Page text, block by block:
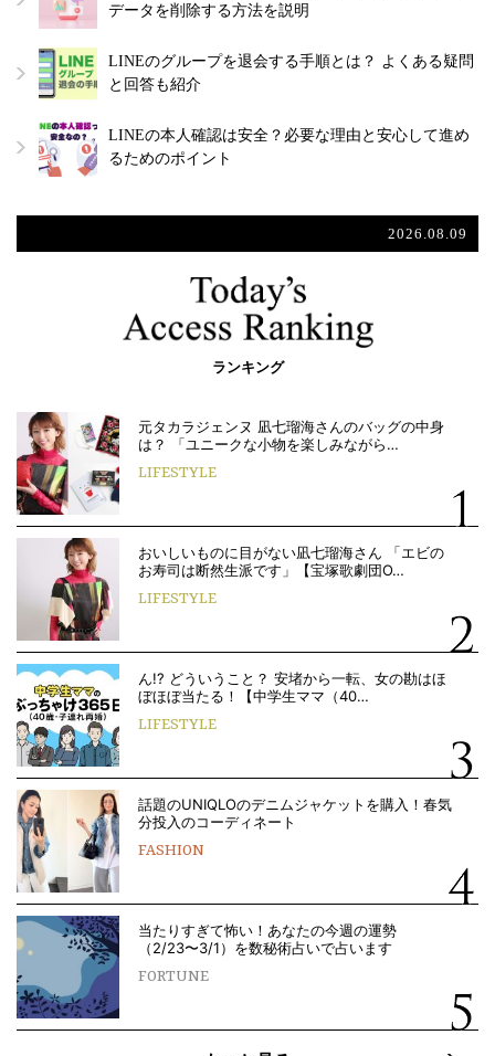
データを削除する方法を説明
LINEのグループを退会する手順とは？ よくある疑問
と回答も紹介
LINEの本人確認は安全？必要な理由と安心して進め
るためのポイント
2026.08.09
ランキング
元タカラジェンヌ 凪七瑠海さんのバッグの中身
は？ 「ユニークな小物を楽しみながら…
LIFESTYLE
おいしいものに目がない凪七瑠海さん 「エビの
お寿司は断然生派です」【宝塚歌劇団O…
LIFESTYLE
ん!? どういうこと？ 安堵から一転、女の勘はほ
ぼほぼ当たる！【中学生ママ（40…
LIFESTYLE
話題のUNIQLOのデニムジャケットを購入！春気
分投入のコーディネート
FASHION
当たりすぎて怖い！あなたの今週の運勢
（2/23〜3/1）を数秘術占いで占います
FORTUNE